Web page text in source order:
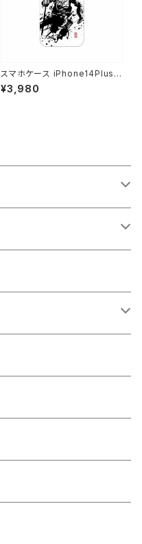
スマホケース iPhone14Plus
ハードカバーケース iPhone用
墨絵師 御歌頭氏が描いた 戦国
¥3,980